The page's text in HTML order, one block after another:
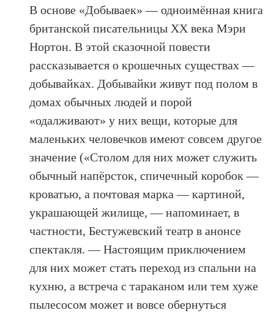
В основе «Добываек» — одноимённая книга
британской писательницы ХХ века Мэри
Нортон. В этой сказочной повести
рассказывается о крошечных существах —
добывайках. Добывайки живут под полом в
домах обычных людей и порой
«одалживают» у них вещи, которые для
маленьких человечков имеют совсем другое
значение («Столом для них может служить
обычный напёрсток, спичечный коробок —
кроватью, а почтовая марка — картиной,
украшающей жилище, — напоминает, в
частности, Бестужевский театр в анонсе
спектакля. — Настоящим приключением
для них может стать переход из спальни на
кухню, а встреча с тараканом или тем хуже
пылесосом может и вовсе обернуться